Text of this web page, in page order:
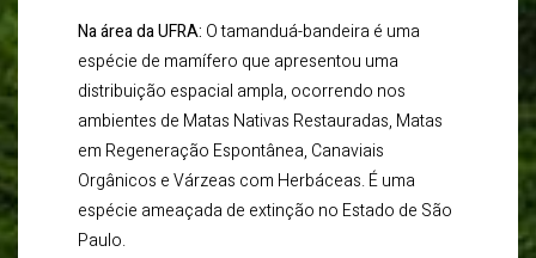
Na área da UFRA: O tamanduá-bandeira é uma
espécie de mamífero que apresentou uma
distribuição espacial ampla, ocorrendo nos
ambientes de Matas Nativas Restauradas, Matas
em Regeneração Espontânea, Canaviais
Orgânicos e Várzeas com Herbáceas. É uma
espécie ameaçada de extinção no Estado de São
Paulo.